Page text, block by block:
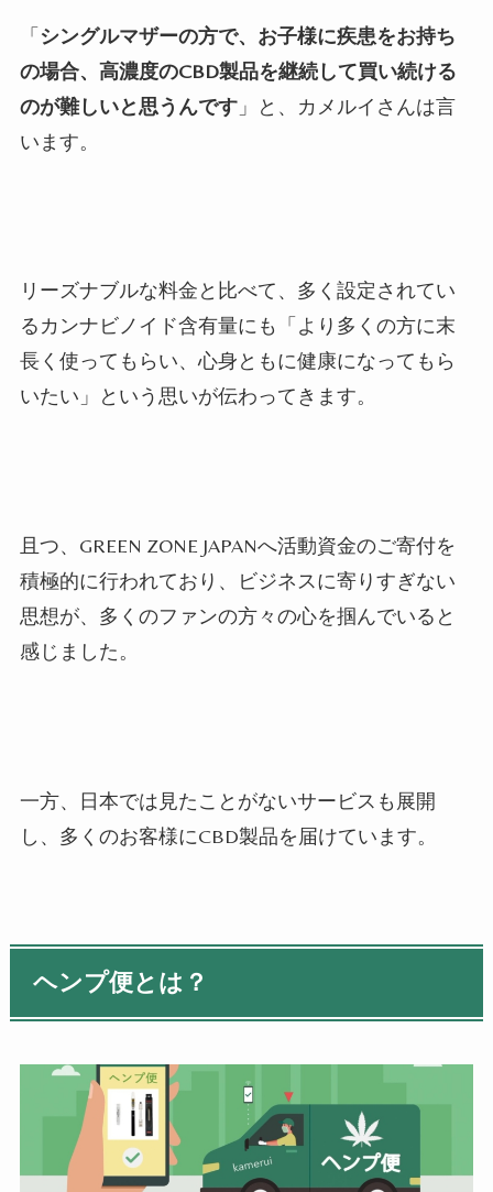
「シングルマザーの方で、お子様に疾患をお持ち
の場合、高濃度のCBD製品を継続して買い続ける
のが難しいと思うんです」と、カメルイさんは言
います。
リーズナブルな料金と比べて、多く設定されてい
るカンナビノイド含有量にも「より多くの方に末
長く使ってもらい、心身ともに健康になってもら
いたい」という思いが伝わってきます。
且つ、GREEN ZONE JAPANへ活動資金のご寄付を
積極的に行われており、ビジネスに寄りすぎない
思想が、多くのファンの方々の心を掴んでいると
感じました。
一方、日本では見たことがないサービスも展開
し、多くのお客様にCBD製品を届けています。
ヘンプ便とは？